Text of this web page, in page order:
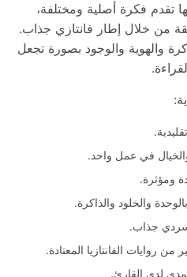
تقدم فكرة أصلية ومختلفة،
من خلال إطار فانتازي جذاب.
والهوية والوجود بصورة تجعل
في عمل واحد.
ومؤثرة.
والخلود والذاكرة.
سردي جذاب.
روايات الفانتازيا المعتادة.
لدى القارئ.